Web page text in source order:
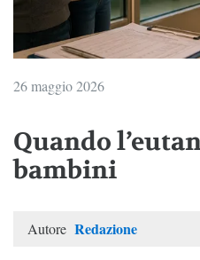
26 maggio 2026
Quando
bambini
Autore Redazione